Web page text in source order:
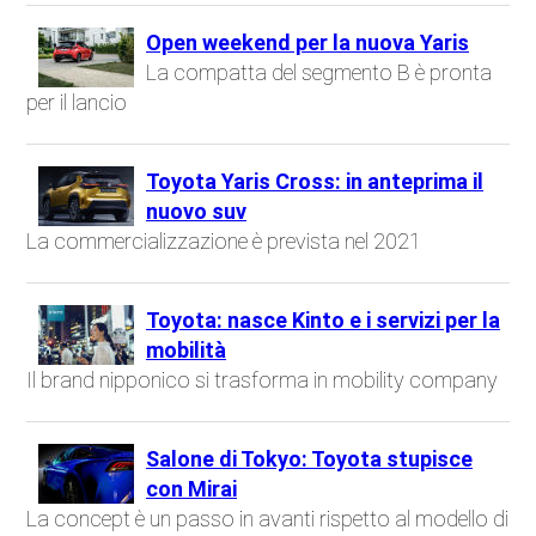
Open weekend per la nuova Yaris
La compatta del segmento B è pronta
per il lancio
Toyota Yaris Cross: in anteprima il
nuovo suv
La commercializzazione è prevista nel 2021
Toyota: nasce Kinto e i servizi per la
mobilità
Il brand nipponico si trasforma in mobility company
Salone di Tokyo: Toyota stupisce
con Mirai
La concept è un passo in avanti rispetto al modello di